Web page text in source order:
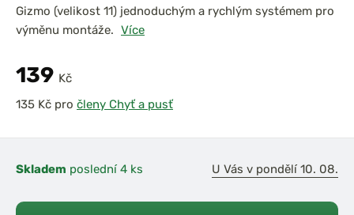
Gizmo (velikost 11) jednoduchým a rychlým systémem pro
výměnu montáže. Více
139 Kč
pro členy Chyť a pusť
Skladem poslední 4 ks U Vás v pondělí 10. 08.